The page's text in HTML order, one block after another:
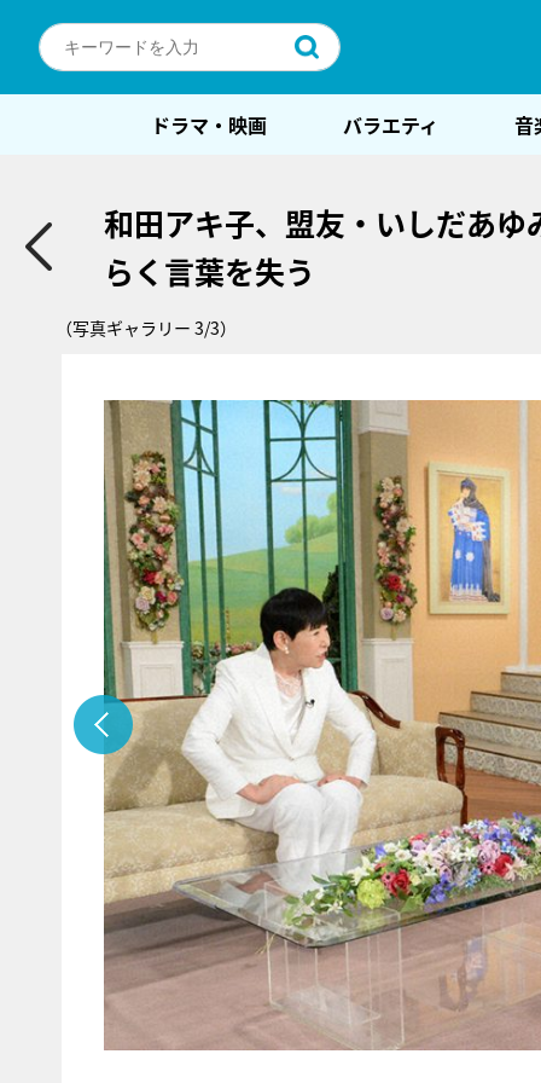
ドラマ・映画 バラエティ 音
和田アキ子、盟友・いしだあ
らく言葉を失う
（写真ギャラリー 3/3）